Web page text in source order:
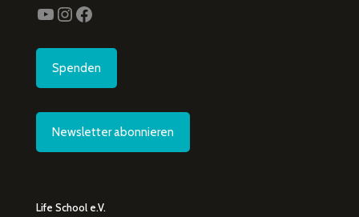
YouTube
Instagram
Facebook
Spenden
Newsletter abonnieren
Life School e.V.